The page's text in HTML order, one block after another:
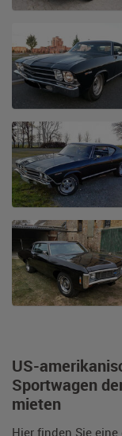
US-
Sportwagen
mieten
Hier finden Sie